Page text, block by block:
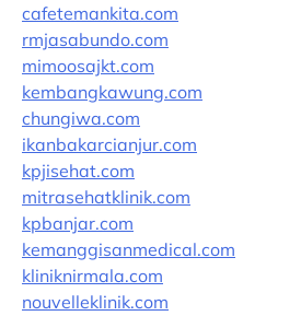
cafetemankita.com
rmjasabundo.com
mimoosajkt.com
kembangkawung.com
chungiwa.com
ikanbakarcianjur.com
kpjisehat.com
mitrasehatklinik.com
kpbanjar.com
kemanggisanmedical.com
kliniknirmala.com
nouvelleklinik.com